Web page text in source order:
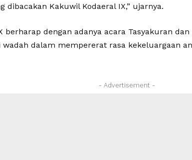
dibacakan Kakuwil Kodaeral IX,” ujarnya.
berharap dengan adanya acara Tasyakuran
wadah dalam mempererat rasa kekeluargaan
- Advertisement -